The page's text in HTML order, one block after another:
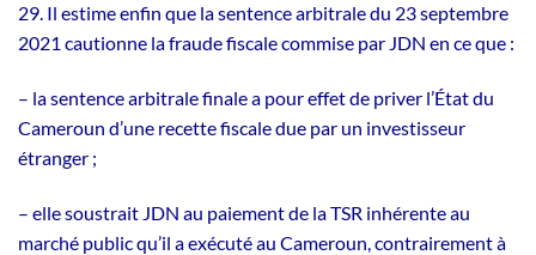
29. Il estime enfin que la sentence arbitrale du 23 septembre
2021 cautionne la fraude fiscale commise par JDN en ce que :
– la sentence arbitrale finale a pour effet de priver l’État du
Cameroun d’une recette fiscale due par un investisseur
étranger ;
– elle soustrait JDN au paiement de la TSR inhérente au
marché public qu’il a exécuté au Cameroun, contrairement à